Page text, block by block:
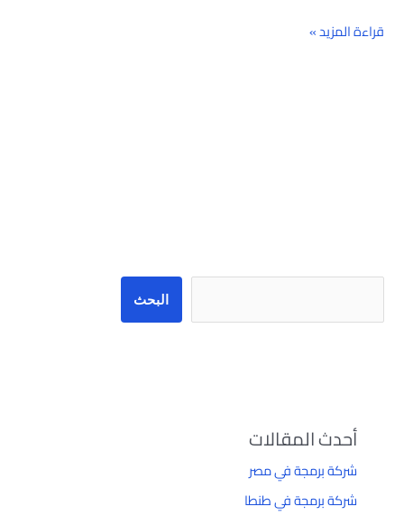
قراءة المزيد »
البحث
أحدث المقالات
شركة برمجة في مصر
شركة برمجة في طنطا